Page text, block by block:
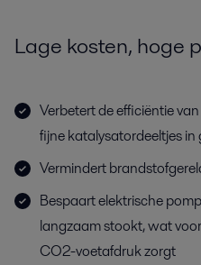
Lage kosten, hoge
Verbetert de efficiëntie
fijne katalysatordeeltjes
Vermindert
Bespaart elektrische
langzaam stookt, wat
CO2-voetafdruk zorgt